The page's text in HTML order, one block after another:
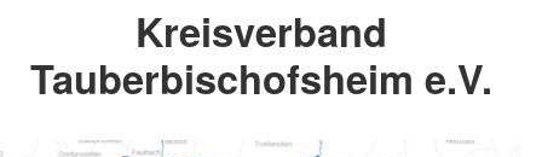
Kreisverband
Tauberbischofsheim e.V.